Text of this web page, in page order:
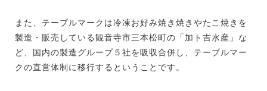
また、テーブルマークは冷凍お好み焼き焼きやたこ焼きを
製造・販売している観音寺市三本松町の「加ト吉水産」な
ど、国内の製造グループ５社を吸収合併し、テーブルマー
クの直営体制に移行するということです。